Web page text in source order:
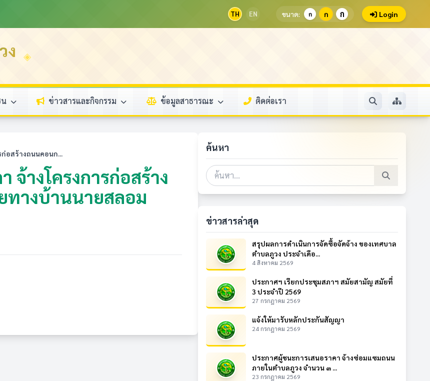
TH EN ขนาด: ก ก ก Login
ง
น ข่าวสารและกิจกรรม ข้อมูลสาธารณะ ติดต่อเรา
อสร้างถนนคอนก...
จ้างโครงการก่อสร้าง
ทางบ้านนายสลอม
ค้นหา
ข่าวสารล่าสุด
สรุปผลการดำเนินการจัดซื้อจัดจ้าง ของเทศบาล
ตำบลภูวง ประจำเดือ...
4 สิงหาคม 2569
ประกาศฯ เรียกประชุมสภาฯ สมัยสามัญ สมัยที่
3 ประจำปี 2569
27 กรกฎาคม 2569
แจ้งให้มารับหลักประกันสัญญา
24 กรกฎาคม 2569
ประกาศผู้ชนะการเสนอราคา จ้างซ่อมแซมถนน
ภายในตำบลภูวง จำนวน ๓ ...
23 กรกฎาคม 2569